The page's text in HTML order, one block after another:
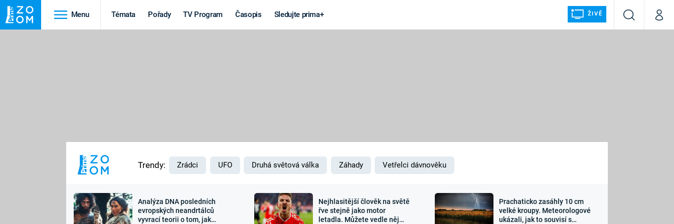
Menu Témata Pořady TV Program Časopis Sledujte prima+ ŽIVĚ
VyhledáváníMůj
MARS
Výročí
Záhady a
Zajímavosti Sledujte nás
Trendy: Zrádci UFO Druhá světová válka Záhady Vetřelci dávnověku
Analýza DNA posledních
evropských neandrtálců
vyvrací teorii o tom, jak
Nejhlasitější člověk na světě
řve stejně jako motor
letadla. Můžete vedle něj
Prachaticko zasáhly 10 cm
velké kroupy. Meteorologové
ukázali, jak to souvisí s